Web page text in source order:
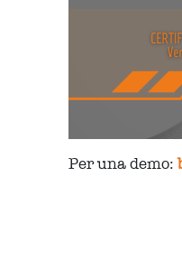
Per una demo: